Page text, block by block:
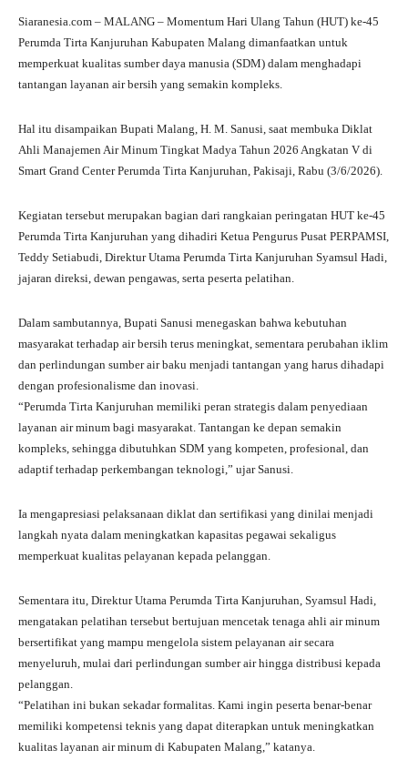
Siaranesia.com – MALANG – Momentum Hari Ulang Tahun (HUT) ke-45
Perumda Tirta Kanjuruhan Kabupaten Malang dimanfaatkan untuk
memperkuat kualitas sumber daya manusia (SDM) dalam menghadapi
tantangan layanan air bersih yang semakin kompleks.
Hal itu disampaikan Bupati Malang, H. M. Sanusi, saat membuka Diklat
Ahli Manajemen Air Minum Tingkat Madya Tahun 2026 Angkatan V di
Smart Grand Center Perumda Tirta Kanjuruhan, Pakisaji, Rabu (3/6/2026).
Kegiatan tersebut merupakan bagian dari rangkaian peringatan HUT ke-45
Perumda Tirta Kanjuruhan yang dihadiri Ketua Pengurus Pusat PERPAMSI,
Teddy Setiabudi, Direktur Utama Perumda Tirta Kanjuruhan Syamsul Hadi,
jajaran direksi, dewan pengawas, serta peserta pelatihan.
Dalam sambutannya, Bupati Sanusi menegaskan bahwa kebutuhan
masyarakat terhadap air bersih terus meningkat, sementara perubahan iklim
dan perlindungan sumber air baku menjadi tantangan yang harus dihadapi
dengan profesionalisme dan inovasi.
“Perumda Tirta Kanjuruhan memiliki peran strategis dalam penyediaan
layanan air minum bagi masyarakat. Tantangan ke depan semakin
kompleks, sehingga dibutuhkan SDM yang kompeten, profesional, dan
adaptif terhadap perkembangan teknologi,” ujar Sanusi.
Ia mengapresiasi pelaksanaan diklat dan sertifikasi yang dinilai menjadi
langkah nyata dalam meningkatkan kapasitas pegawai sekaligus
memperkuat kualitas pelayanan kepada pelanggan.
Sementara itu, Direktur Utama Perumda Tirta Kanjuruhan, Syamsul Hadi,
mengatakan pelatihan tersebut bertujuan mencetak tenaga ahli air minum
bersertifikat yang mampu mengelola sistem pelayanan air secara
menyeluruh, mulai dari perlindungan sumber air hingga distribusi kepada
pelanggan.
“Pelatihan ini bukan sekadar formalitas. Kami ingin peserta benar-benar
memiliki kompetensi teknis yang dapat diterapkan untuk meningkatkan
kualitas layanan air minum di Kabupaten Malang,” katanya.